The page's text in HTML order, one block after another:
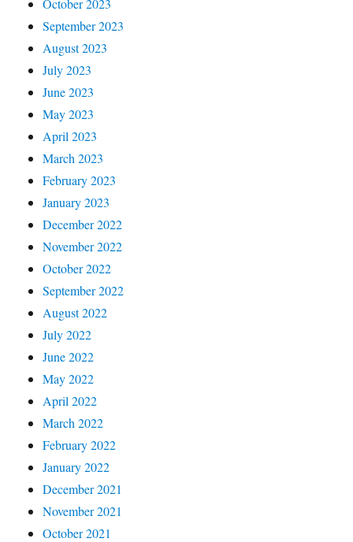
September 2023
August 2023
July 2023
June 2023
May 2023
April 2023
March 2023
February 2023
January 2023
December 2022
November 2022
October 2022
September 2022
August 2022
July 2022
June 2022
May 2022
April 2022
March 2022
February 2022
January 2022
December 2021
November 2021
October 2021